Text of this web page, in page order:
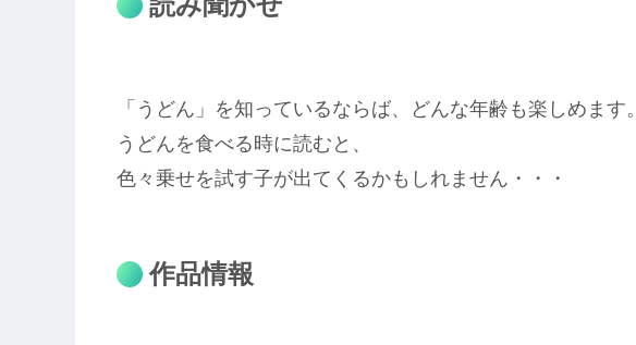
「うどん」を知っているならば、どんな年齢も楽しめます。
うどんを食べる時に読むと、
色々乗せを試す子が出てくるかもしれません・・・
作品情報